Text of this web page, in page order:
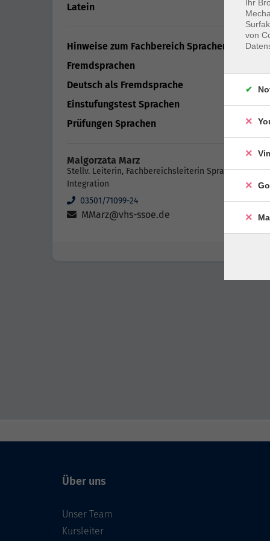
Latein
4
Hinweise zum Fachbereich Sprachen
Fremdsprachen
Deutsch als Fremdsprache
Einstufungstest Sprachen
Prüfungen Sprachen
Malgorzata Marz
Stellv. Leiterin, Fachbereichsleiterin Sprachen und
Integration
03501/71099-24
MMarz@vhs-ssoe.de
Über uns
Unser Team
Kursleiter
Ihr
von